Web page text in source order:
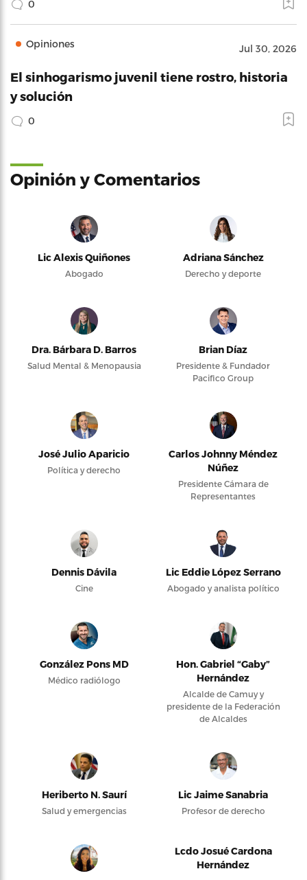
0
Opiniones Jul 30, 2026
El sinhogarismo juvenil tiene rostro, historia
y solución
0
Opinión y Comentarios
Lic Alexis Quiñones
Abogado
Adriana Sánchez
Derecho y deporte
Dra. Bárbara D. Barros
Salud Mental & Menopausia
Brian Díaz
Presidente & Fundador
Pacifico Group
José Julio Aparicio
Política y derecho
Carlos Johnny Méndez
Núñez
Presidente Cámara de
Representantes
Dennis Dávila
Cine
Lic Eddie López Serrano
Abogado y analista político
González Pons MD
Médico radiólogo
Hon. Gabriel “Gaby”
Hernández
Alcalde de Camuy y
presidente de la Federación
de Alcaldes
Heriberto N. Saurí
Salud y emergencias
Lic Jaime Sanabria
Profesor de derecho
Lcdo Josué Cardona
Hernández